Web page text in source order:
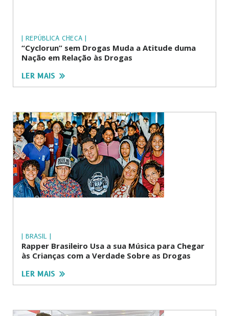
| REPÚBLICA CHECA |
“Cyclorun” sem Drogas Muda a Atitude duma
Nação em Relação às Drogas
LER MAIS
| BRASIL |
Rapper Brasileiro Usa a sua Música para Chegar
às Crianças com a Verdade Sobre as Drogas
LER MAIS